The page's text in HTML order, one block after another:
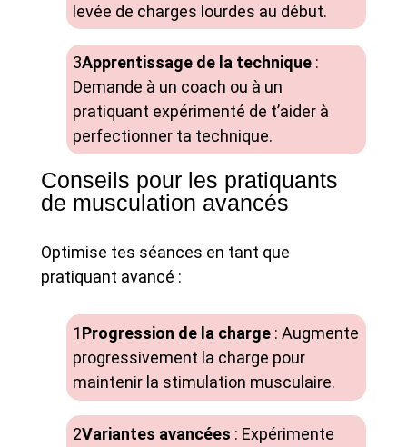
levée de charges lourdes au début.
Apprentissage de la technique:
Demande à un coach ou à un
pratiquant expérimenté de t’aider à
perfectionner ta technique.
Conseils pour les pratiquants
de musculation avancés
Optimise tes séances en tant que
pratiquant avancé :
Progression de la charge: Augmente
progressivement la charge pour
maintenir la stimulation musculaire.
Variantes avancées : Expérimente